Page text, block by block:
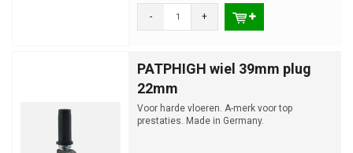
- +
PATPHIGH wiel 39mm plug
22mm
Voor harde vloeren. A-merk voor top
prestaties. Made in Germany.